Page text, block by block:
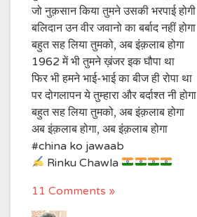
जो नुक़सान किया तुमने उसकी भरपाई होगी
बलिदान उन वीर जवानो का बर्बाद नहीं होगा
बहुत सह लिया तुमको, अब इंक़लाब होगा
1962 में भी तुमने ख़ंजर इक घौपा था
फिर भी हमने भाई-भाई का बीज ही रोपा था
पर दोगलापन ये तुम्हारा और बर्दाश्त नी होगा
बहुत सह लिया तुमको, अब इंक़लाब होगा
अब इंक़लाब होगा, अब इंक़लाब होगा
#china ko jawaab
Rinku Chawla
11 Comments »